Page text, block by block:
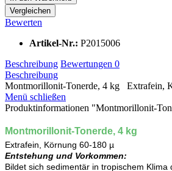
Vergleichen
Bewerten
Artikel-Nr.: P2015006
Beschreibung Bewertungen 0
Beschreibung
Montmorillonit-Tonerde, 4 kg Extrafein,
Menü schließen
Produktinformationen "Montmorillonit-
Montmorillonit-Tonerde, 4 kg
Extrafein, Körnung 60-180 µ
Entstehung und Vorkommen:
Bildet sich sedimentär in tropischem